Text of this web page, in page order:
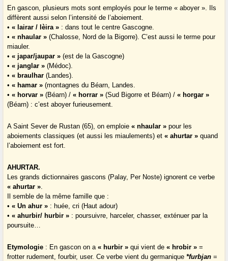
En gascon, plusieurs mots sont employés pour le terme « aboyer ». Ils
diffèrent aussi selon l’intensité de l’aboiement.
•« lairar / lèira » : dans tout le centre Gascogne.
•« nhaular » (Chalosse, Nord de la Bigorre). C’est aussi le terme pour
miauler.
•« japar/jaupar » (est de la Gascogne)
•« janglar » (Médoc).
•« braulhar (Landes).
•« hamar » (montagnes du Béarn, Landes.
•« horvar » (Béarn) /« horrar » (Sud Bigorre et Béarn) / « horgar »
(Béarn) : c’est aboyer furieusement.
A Saint Sever de Rustan (65), on emploie« nhaular » pour les
aboiements classiques (et aussi les miaulements) et« ahurtar » quand
l’aboiement est fort.
AHURTAR.
Les grands dictionnaires gascons (Palay, Per Noste) ignorent ce verbe
« ahurtar ».
Il semble de la même famille que :
•« Un ahur » : huée, cri (Haut adour)
•« ahurbir/ hurbir » : poursuivre, harceler, chasser, exténuer par la
poursuite…
Etymologie : En gascon on a« hurbir » qui vient de« hrobir » =
frotter rudement, fourbir, user. Ce verbe vient du germanique *furbjan =